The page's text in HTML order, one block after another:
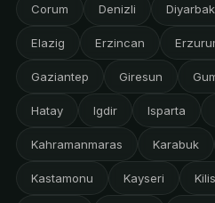
Corum Denizli
Elazig Erzincan
Gaziantep Giresun
Hatay Igdir Isparta
Kahramanmaras Karabuk
Kastamonu Kayseri Kilis